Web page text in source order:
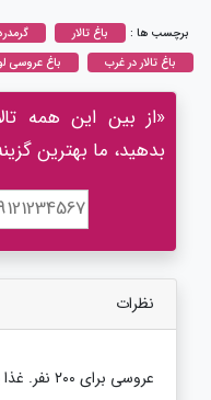
برچسب ها : باغ تالار
باغ تالار در غرب
باغ عروسی
«از بین این همه
بدهید، ما بهترین
نظرات
عروسی برای ۲۰۰ نفر. غذا یه سیخ ک بیده یه سیخ جوجه